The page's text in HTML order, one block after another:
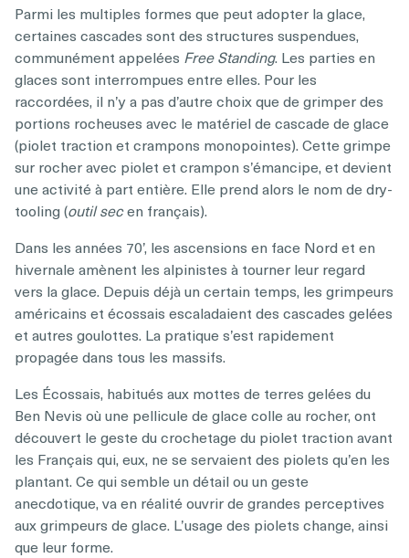
Parmi les multiples formes que peut adopter la glace,
certaines cascades sont des structures suspendues,
communément appelées Free Standing. Les parties en
glaces sont interrompues entre elles. Pour les
raccordées, il n’y a pas d’autre choix que de grimper des
portions rocheuses avec le matériel de cascade de glace
(piolet traction et crampons monopointes). Cette grimpe
sur rocher avec piolet et crampon s’émancipe, et devient
une activité à part entière. Elle prend alors le nom de dry-
tooling (outil secen français).
Dans les années 70’, les ascensions en face Nord et en
hivernale amènent les alpinistes à tourner leur regard
vers la glace. Depuis déjà un certain temps, les grimpeurs
américains et écossais escaladaient des cascades gelées
et autres goulottes. La pratique s’est rapidement
propagée dans tous les massifs.
Les Écossais, habitués aux mottes de terres gelées du
Ben Nevis où une pellicule de glace colle au rocher, ont
découvert le geste du crochetage du piolet traction avant
les Français qui, eux, ne se servaient des piolets qu’en les
plantant. Ce qui semble un détail ou un geste
anecdotique, va en réalité ouvrir de grandes perceptives
aux grimpeurs de glace. L’usage des piolets change, ainsi
que leur forme.